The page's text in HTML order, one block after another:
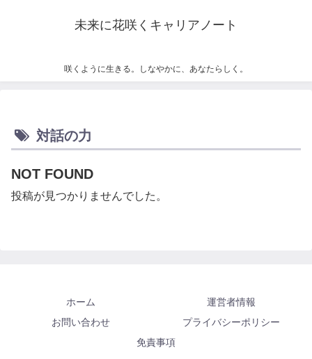
未来に花咲くキャリアノート
咲くように生きる。しなやかに、あなたらしく。
対話の力
NOT FOUND
投稿が見つかりませんでした。
ホーム
運営者情報
お問い合わせ
プライバシーポリシー
免責事項